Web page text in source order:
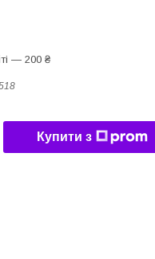
— 200 ₴
Купити з